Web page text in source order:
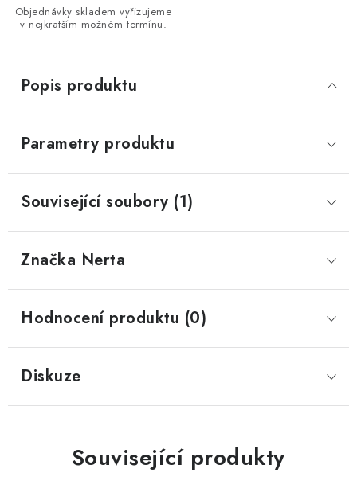
Objednávky skladem vyřizujeme
v nejkratším možném termínu.
Popis produktu
Parametry produktu
Související soubory (1)
Značka Nerta
Hodnocení produktu (0)
Diskuze
Související produkty